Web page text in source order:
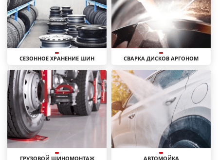
СЕЗОННОЕ ХРАНЕНИЕ ШИН СВАРКА ДИСКОВ АРГОНОМ
ГРУЗОВОЙ ШИНОМОНТАЖ АВТОМОЙКА